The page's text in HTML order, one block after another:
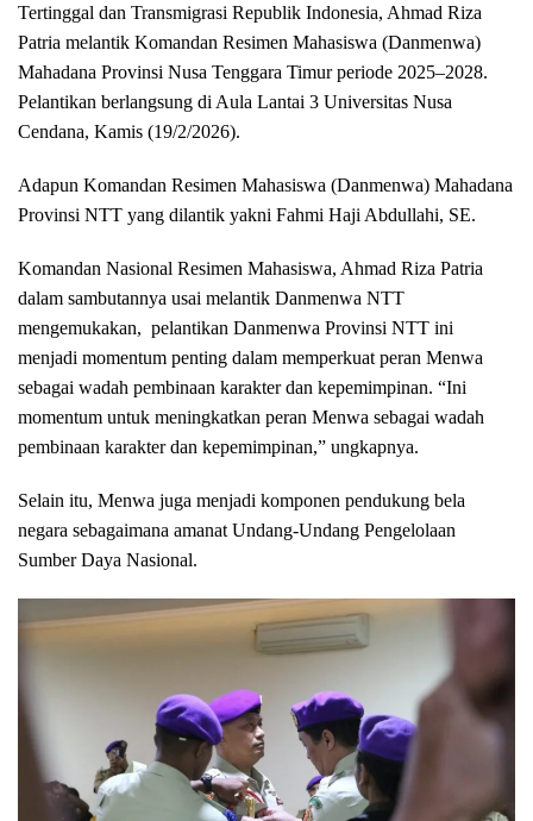
Tertinggal dan Transmigrasi Republik Indonesia, Ahmad Riza
Patria melantik Komandan Resimen Mahasiswa (Danmenwa)
Mahadana Provinsi Nusa Tenggara Timur periode 2025–2028.
Pelantikan berlangsung di Aula Lantai 3 Universitas Nusa
Cendana, Kamis (19/2/2026).
Adapun Komandan Resimen Mahasiswa (Danmenwa) Mahadana
Provinsi NTT yang dilantik yakni Fahmi Haji Abdullahi, SE.
Komandan Nasional Resimen Mahasiswa, Ahmad Riza Patria
dalam sambutannya usai melantik Danmenwa NTT
mengemukakan, pelantikan Danmenwa Provinsi NTT ini
menjadi momentum penting dalam memperkuat peran Menwa
sebagai wadah pembinaan karakter dan kepemimpinan. “Ini
momentum untuk meningkatkan peran Menwa sebagai wadah
pembinaan karakter dan kepemimpinan,” ungkapnya.
Selain itu, Menwa juga menjadi komponen pendukung bela
negara sebagaimana amanat Undang-Undang Pengelolaan
Sumber Daya Nasional.